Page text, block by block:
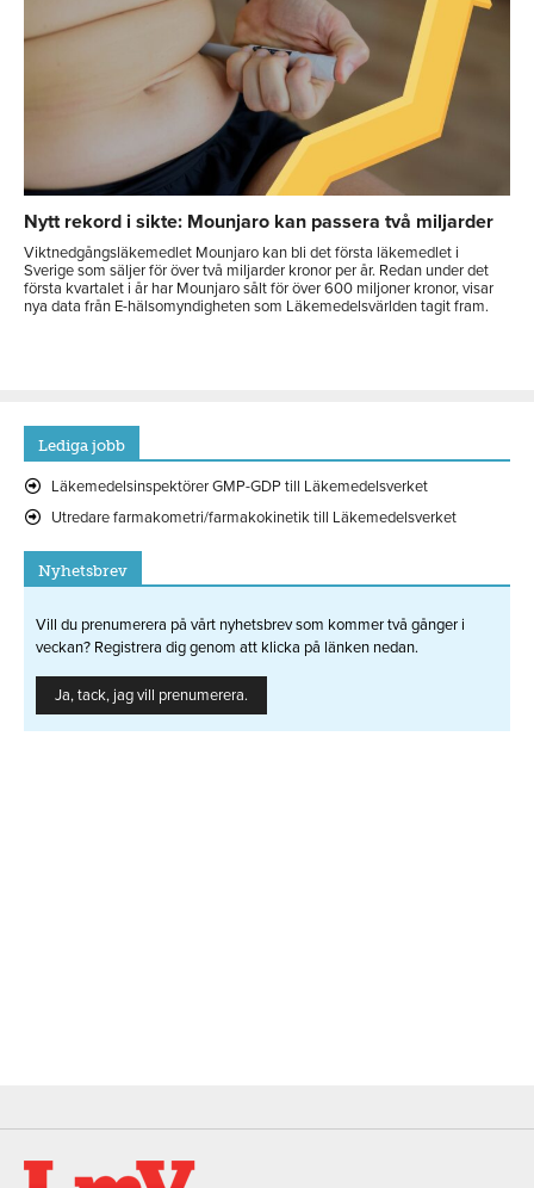
Nytt rekord i sikte: Mounjaro kan passera två miljarder
Viktnedgångsläkemedlet Mounjaro kan bli det första läkemedlet i
Sverige som säljer för över två miljarder kronor per år. Redan under det
första kvartalet i år har Mounjaro sålt för över 600 miljoner kronor, visar
nya data från E-hälsomyndigheten som Läkemedelsvärlden tagit fram.
Lediga jobb
Läkemedelsinspektörer GMP-GDP till Läkemedelsverket
Utredare farmakometri/farmakokinetik till Läkemedelsverket
Nyhetsbrev
Vill du prenumerera på vårt nyhetsbrev som kommer två gånger i
veckan? Registrera dig genom att klicka på länken nedan.
Ja, tack, jag vill prenumerera.